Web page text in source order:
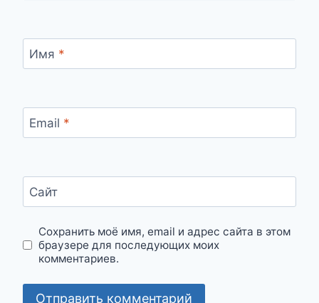
Имя *
Email *
Сайт
Сохранить моё имя, email и адрес сайта в этом
браузере для последующих моих
комментариев.